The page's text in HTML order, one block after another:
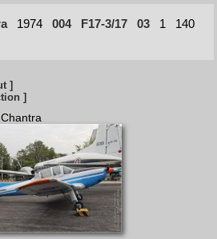
1974 004 F17-3/17 03 1
140
]
]